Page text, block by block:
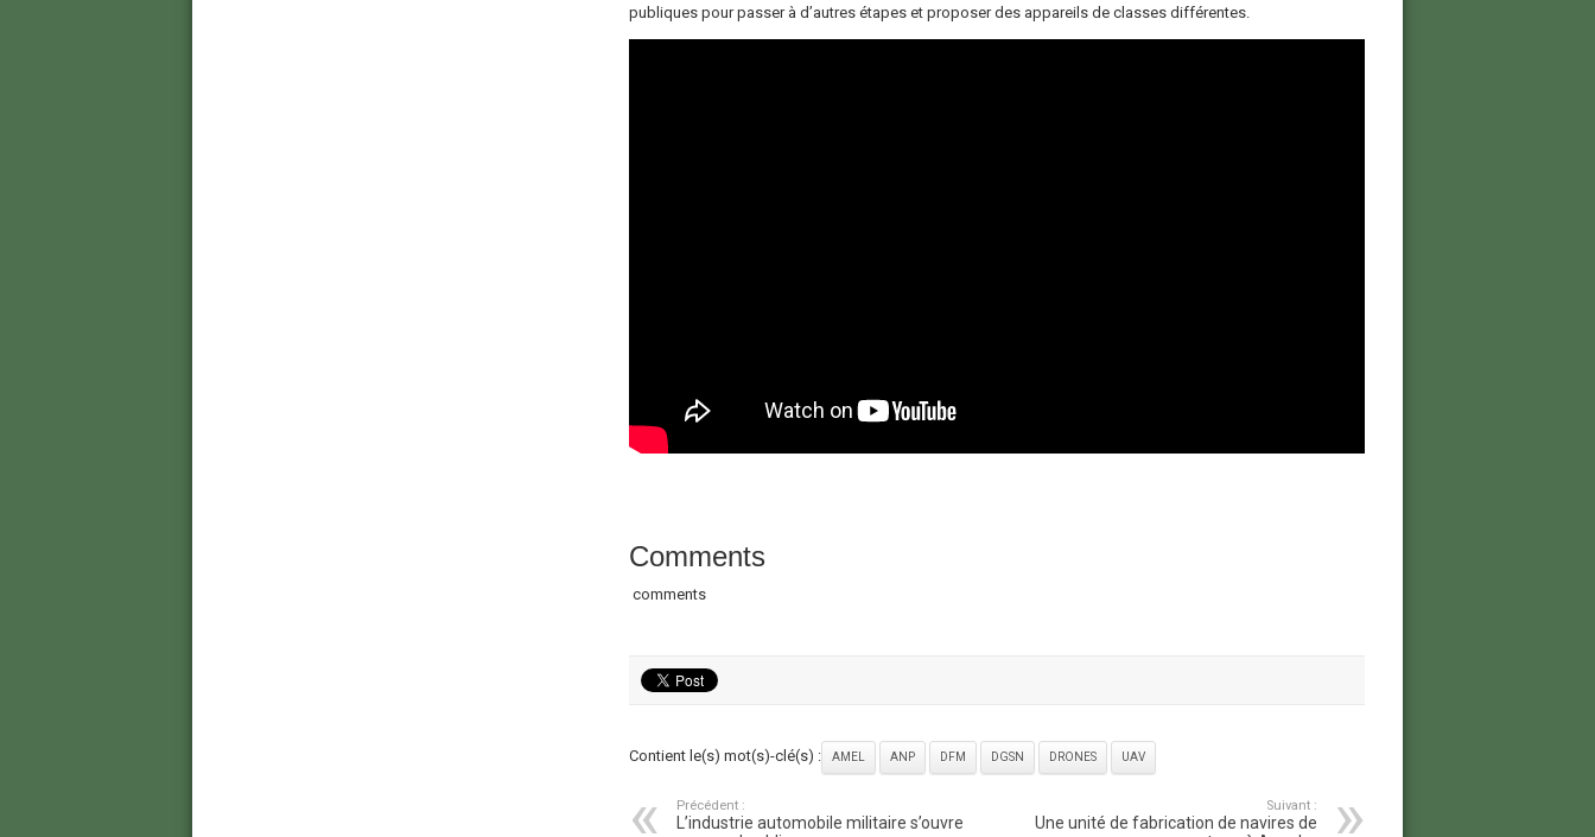
publiques pour passer à d’autres étapes et proposer des appareils de classes différentes.
Comments
comments
Contient le(s) mot(s)-clé(s) : AMEL ANP DFM DGSN DRONES UAV
Précédent :
L’industrie automobile militaire s’ouvre
Suivant :
Une unité de fabrication de navires de